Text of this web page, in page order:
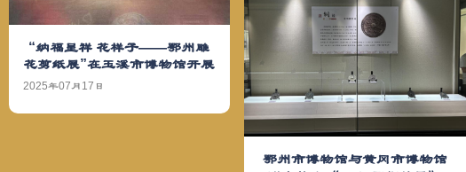
“纳福呈祥 花样子——鄂州雕
花剪纸展”在玉溪市博物馆开展
2025年07月17日
鄂州市博物馆与黄冈市博物馆